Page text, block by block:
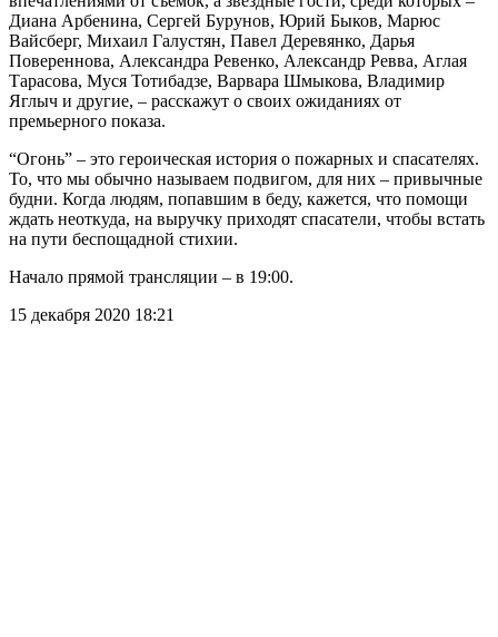
Диана Арбенина, Сергей Бурунов, Юрий Быков, Марюс
Вайсберг, Михаил Галустян, Павел Деревянко, Дарья
Повереннова, Александра Ревенко, Александр Ревва, Аглая
Тарасова, Муся Тотибадзе, Варвара Шмыкова, Владимир
Яглыч и другие, – расскажут о своих ожиданиях от
премьерного показа.
“Огонь” – это героическая история о пожарных и спасателях.
То, что мы обычно называем подвигом, для них – привычные
будни. Когда людям, попавшим в беду, кажется, что помощи
ждать неоткуда, на выручку приходят спасатели, чтобы встать
на пути беспощадной стихии.
Начало прямой трансляции – в 19:00.
15 декабря 2020 18:21